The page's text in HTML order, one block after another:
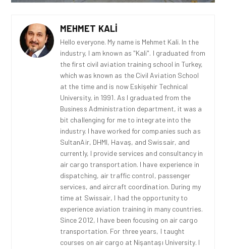
MEHMET KALI
Hello everyone. My name is Mehmet Kali. In the
industry, I am known as "Kali". I graduated from
the first civil aviation training school in Turkey,
which was known as the Civil Aviation School
at the time and is now Eskişehir Technical
University, in 1991. As I graduated from the
Business Administration department, it was a
bit challenging for me to integrate into the
industry. I have worked for companies such as
SultanAir, DHMI, Havaş, and Swissair, and
currently, I provide services and consultancy in
air cargo transportation. I have experience in
dispatching, air traffic control, passenger
services, and aircraft coordination. During my
time at Swissair, I had the opportunity to
experience aviation training in many countries.
Since 2012, I have been focusing on air cargo
transportation. For three years, I taught
courses on air cargo at Nişantaşı University. I